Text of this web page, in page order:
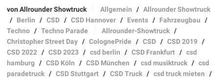
von Allrounder Showtruck Allgemein /Allrounder Showtruck
/ Berlin /CSD /CSD Hannover / Events / Fahrzeugbau /
Techno /Techno Parade Allrounder-Showtruck /
Christopher Street Day /ColognePride /CSD /CSD 2019 /
CSD 2022 /CSD 2023 /csd berlin /CSD Frankfurt /csd
hamburg /CSD Köln /CSD München /csd musiktruck /csd
paradetruck /CSD Stuttgart /CSD Truck /csd truck mieten /